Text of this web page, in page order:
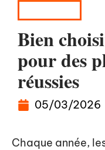
Bien
pour des
réussies
05/03/2026
Chaque année,